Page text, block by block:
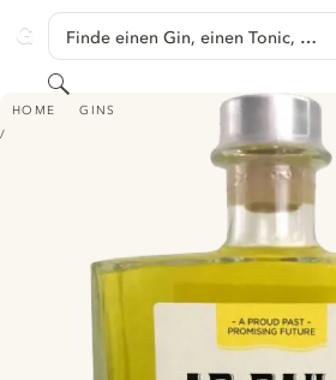
GINVENTORY
Finde einen Gin, einen Tonic, …
Suchen
HOME GINS
AR BAILE TROPICAL GIN